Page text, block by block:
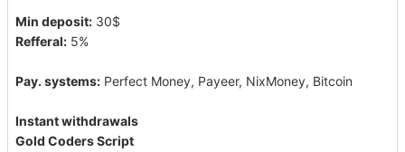
Min deposit: 30$
Refferal: 5%
Pay. systems: Perfect Money, Payeer, NixMoney, Bitcoin
Instant withdrawals
Gold Coders Script